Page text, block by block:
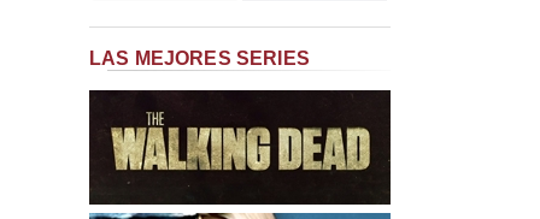
LAS MEJORES SERIES